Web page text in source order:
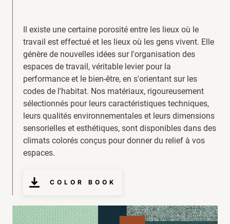
Il existe une certaine porosité entre les lieux où le
travail est effectué et les lieux où les gens vivent. Elle
génère de nouvelles idées sur l'organisation des
espaces de travail, véritable levier pour la
performance et le bien-être, en s'orientant sur les
codes de l'habitat. Nos matériaux, rigoureusement
sélectionnés pour leurs caractéristiques techniques,
leurs qualités environnementales et leurs dimensions
sensorielles et esthétiques, sont disponibles dans des
climats colorés conçus pour donner du relief à vos
espaces.
COLOR BOOK